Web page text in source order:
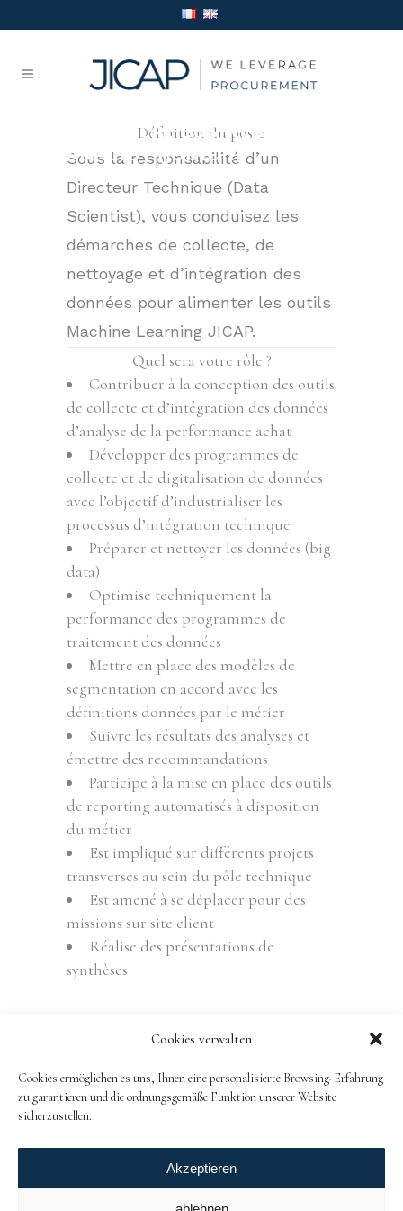
Cookies verwalten
Cookies ermöglichen es uns, Ihnen eine personalisierte Browsing-Erfahrung
zu garantieren und die ordnungsgemäße Funktion unserer Website
sicherzustellen.
Akzeptieren
TECHNICAL BUSINESS
ANALYST (JUNIOR)
Définition du poste
Sous la responsabilité d’un
Directeur Technique (Data
Scientist), vous conduisez les
démarches de collecte, de
nettoyage et d’intégration des
données pour alimenter les outils
Machine Learning JICAP.
Quel sera votre rôle ?
Contribuer à la conception des outils
de collecte et d’intégration des données
d’analyse de la performance achat
Développer des programmes de
collecte et de digitalisation de données
avec l’objectif d’industrialiser les
processus d’intégration technique
Préparer et nettoyer les données (big
data)
Optimise techniquement la
performance des programmes de
traitement des données
Mettre en place des modèles de
segmentation en accord avec les
définitions données par le métier
Suivre les résultats des analyses et
émettre des recommandations
Participe à la mise en place des outils
de reporting automatisés à disposition
du métier
Est impliqué sur différents projets
transverses au sein du pôle technique
Est amené à se déplacer pour des
missions sur site client
Réalise des présentations de
synthèses